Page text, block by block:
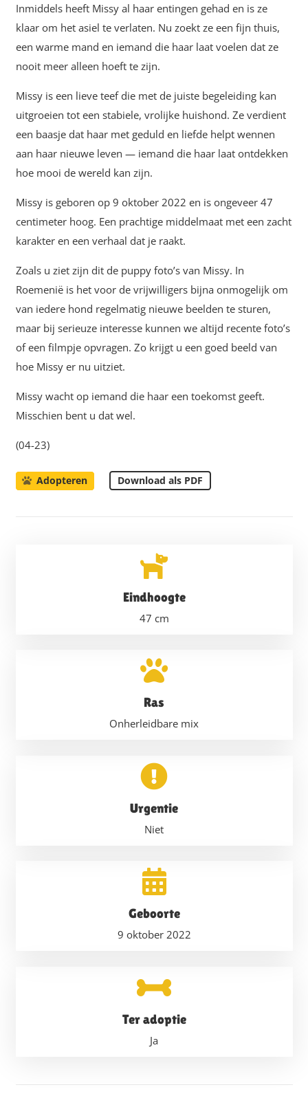
Inmiddels heeft Missy al haar entingen gehad en is ze
klaar om het asiel te verlaten. Nu zoekt ze een fijn thuis,
een warme mand en iemand die haar laat voelen dat ze
nooit meer alleen hoeft te zijn.
Missy is een lieve teef die met de juiste begeleiding kan
uitgroeien tot een stabiele, vrolijke huishond. Ze verdient
een baasje dat haar met geduld en liefde helpt wennen
aan haar nieuwe leven — iemand die haar laat ontdekken
hoe mooi de wereld kan zijn.
Missy is geboren op 9 oktober 2022 en is ongeveer 47
centimeter hoog. Een prachtige middelmaat met een zacht
karakter en een verhaal dat je raakt.
Zoals u ziet zijn dit de puppy foto’s van Missy. In
Roemenië is het voor de vrijwilligers bijna onmogelijk om
van iedere hond regelmatig nieuwe beelden te sturen,
maar bij serieuze interesse kunnen we altijd recente foto’s
of een filmpje opvragen. Zo krijgt u een goed beeld van
hoe Missy er nu uitziet.
Missy wacht op iemand die haar een toekomst geeft.
Misschien bent u dat wel.
(04-23)
Adopteren Download als PDF
Eindhoogte
47 cm
Ras
Onherleidbare mix
Urgentie
Niet
Geboorte
9 oktober 2022
Ter adoptie
Ja